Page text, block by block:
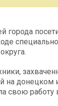
города
на
свою